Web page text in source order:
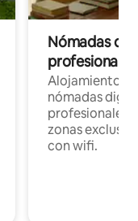
Nómadas
Alojamientos
nómadas
profesionales
zonas
con wifi.